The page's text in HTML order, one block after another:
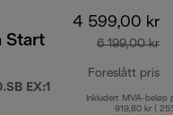
kr
Start
EX:1
4 599,00 kr
6 199,00 kr
Foreslått pris
Inkludert MVA-beløp
919,80 kr (